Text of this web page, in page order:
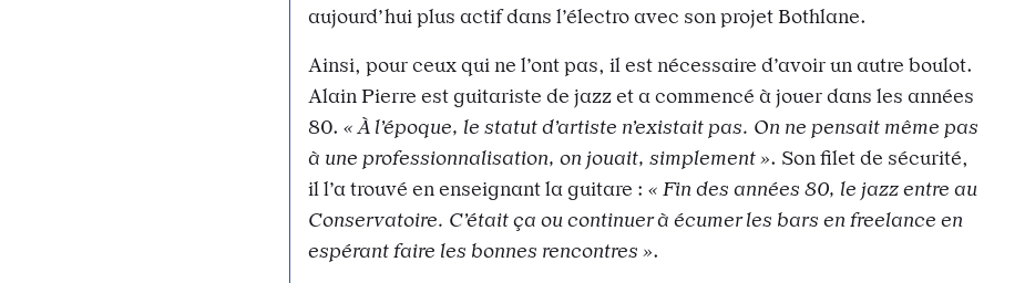
aujourd’hui plus actif dans l’électro avec son projet Bothlane.
Ainsi, pour ceux qui ne l’ont pas, il est nécessaire d’avoir un autre boulot.
Alain Pierre est guitariste de jazz et a commencé à jouer dans les années
80. « À l’époque, le statut d’artiste n’existait pas. On ne pensait même pas
à une professionnalisation, on jouait, simplement ». Son filet de sécurité,
il l’a trouvé en enseignant la guitare : « Fin des années 80, le jazz entre au
Conservatoire. C’était ça ou continuer à écumer les bars en freelance en
espérant faire les bonnes rencontres ».